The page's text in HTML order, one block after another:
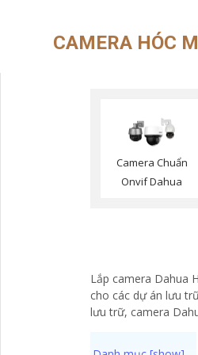
CAMERA HÓC
Camera Chuẩn
Onvif Dahua
Lắp camera Dahua
cho các dự án lưu
lưu trữ, camera